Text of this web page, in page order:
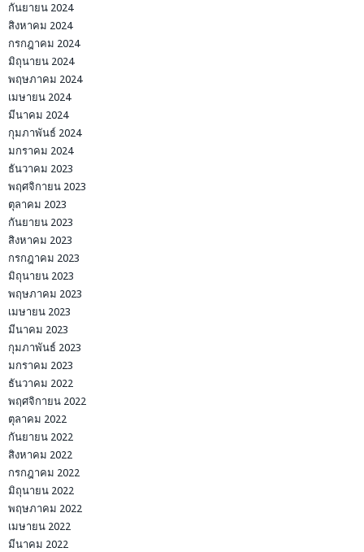
กันยายน 2024
สิงหาคม 2024
กรกฎาคม 2024
มิถุนายน 2024
พฤษภาคม 2024
เมษายน 2024
มีนาคม 2024
กุมภาพันธ์ 2024
มกราคม 2024
ธันวาคม 2023
พฤศจิกายน 2023
ตุลาคม 2023
กันยายน 2023
สิงหาคม 2023
กรกฎาคม 2023
มิถุนายน 2023
พฤษภาคม 2023
เมษายน 2023
มีนาคม 2023
กุมภาพันธ์ 2023
มกราคม 2023
ธันวาคม 2022
พฤศจิกายน 2022
ตุลาคม 2022
กันยายน 2022
สิงหาคม 2022
กรกฎาคม 2022
มิถุนายน 2022
พฤษภาคม 2022
เมษายน 2022
มีนาคม 2022